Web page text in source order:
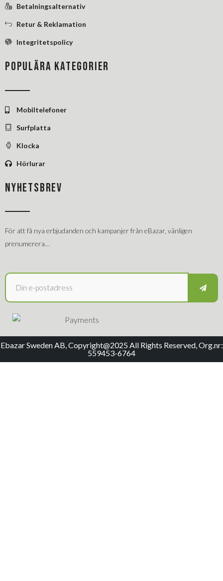
Betalningsalternativ
Retur & Reklamation
Integritetspolicy
POPULÄRA KATEGORIER
Mobiltelefoner
Surfplatta
Klocka
Hörlurar
NYHETSBREV
För att få nya erbjudanden och kampanjer från eBazar, vänligen
prenumerera…
Ebazar Sweden AB, Copyright@2025 All Rights Reserved, Org.nr:
559453-6764